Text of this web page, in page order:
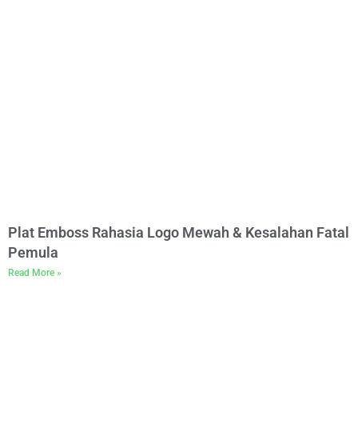
Plat Emboss Rahasia Logo Mewah & Kesalahan Fatal
Pemula
Read More »